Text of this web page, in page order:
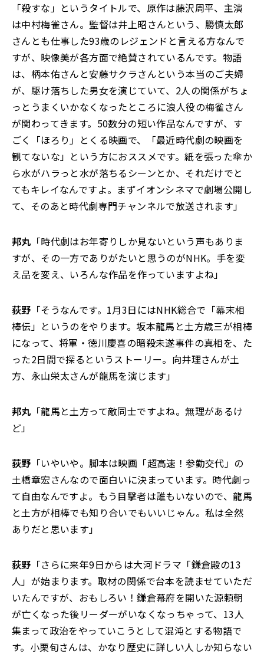
「殺すな」というタイトルで、原作は藤沢周平、主演
は中村梅雀さん。監督は井上昭さんという、勝慎太郎
さんとも仕事した93歳のレジェンドと言える方なんで
すが、映像美が各方面で絶賛されているんです。物語
は、柄本佑さんと安藤サクラさんという本当のご夫婦
が、駆け落ちした男女を演じていて、2人の関係がちょ
っとうまくいかなくなったところに浪人役の梅雀さん
が関わってきます。50数分の短い作品なんですが、す
ごく「ほろり」とくる映画で、「最近時代劇の映画を
観てないな」という方におススメです。紙を張った傘か
ら水がハラっと水が落ちるシーンとか、それだけでと
てもキレイなんですよ。まずイオンシネマで劇場公開し
て、そのあと時代劇専門チャンネルで放送されます」
邦丸 「時代劇はお年寄りしか見ないという声もありま
すが、その一方でありがたいと思うのがNHK。手を変
え品を変え、いろんな作品を作っていますよね」
荻野 「そうなんです。1月3日にはNHK総合で「幕末相
棒伝」というのをやります。坂本龍馬と土方歳三が相棒
になって、将軍・徳川慶喜の暗殺未遂事件の真相を、た
った2日間で探るというストーリー。向井理さんが土
方、永山栄太さんが龍馬を演じます」
邦丸 「龍馬と土方って敵同士ですよね。無理があるけ
ど」
荻野 「いやいや。脚本は映画「超高速！参勤交代」の
土橋章宏さんなので面白いに決まっています。時代劇っ
て自由なんですよ。もう目撃者は誰もいないので、龍馬
と土方が相棒でも知り合いでもいいじゃん。私は全然
ありだと思います」
荻野 「さらに来年9日からは大河ドラマ「鎌倉殿の13
人」が始まります。取材の関係で台本を読ませていただ
いたんですが、おもしろい！鎌倉幕府を開いた源頼朝
が亡くなった後リーダーがいなくなっちゃって、13人
集まって政治をやっていこうとして混沌とする物語で
す。小栗旬さんは、かなり歴史に詳しい人しか知らない